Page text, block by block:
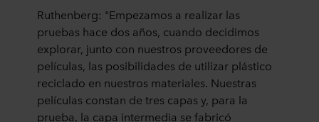
Ruthenberg: "Empezamos a realizar las
pruebas hace dos años, cuando decidimos
explorar, junto con nuestros proveedores de
películas, las posibilidades de utilizar plástico
reciclado en nuestros materiales. Nuestras
películas constan de tres capas y, para la
prueba, la capa intermedia se fabricó